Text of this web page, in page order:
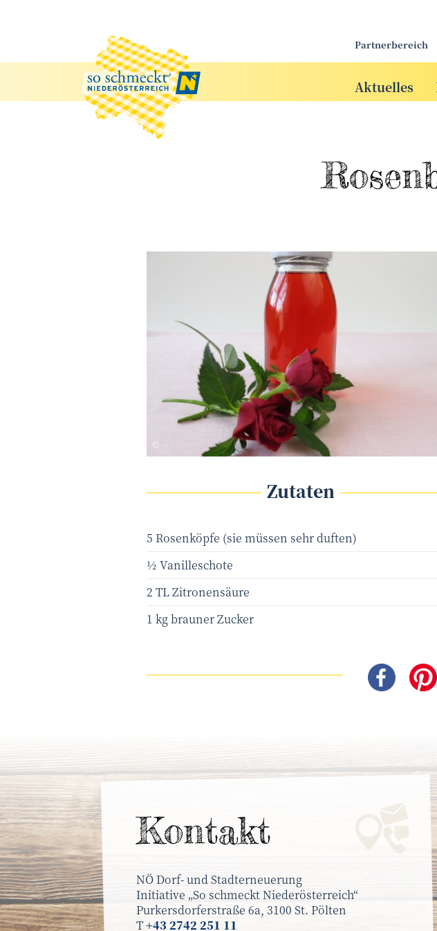
Partnerbereich
Aktuelles
© Heike Rau - Fotolia.com
Zutaten
5 Rosenköpfe (sie müssen sehr duften)
½ Vanilleschote
2 TL Zitronensäure
1 kg brauner Zucker
Kontakt
NÖ Dorf- und Stadterneuerung
Initiative „So schmeckt Niederösterreich“
Purkersdorferstraße 6a, 3100 St. Pölten
T+43 2742 251 11